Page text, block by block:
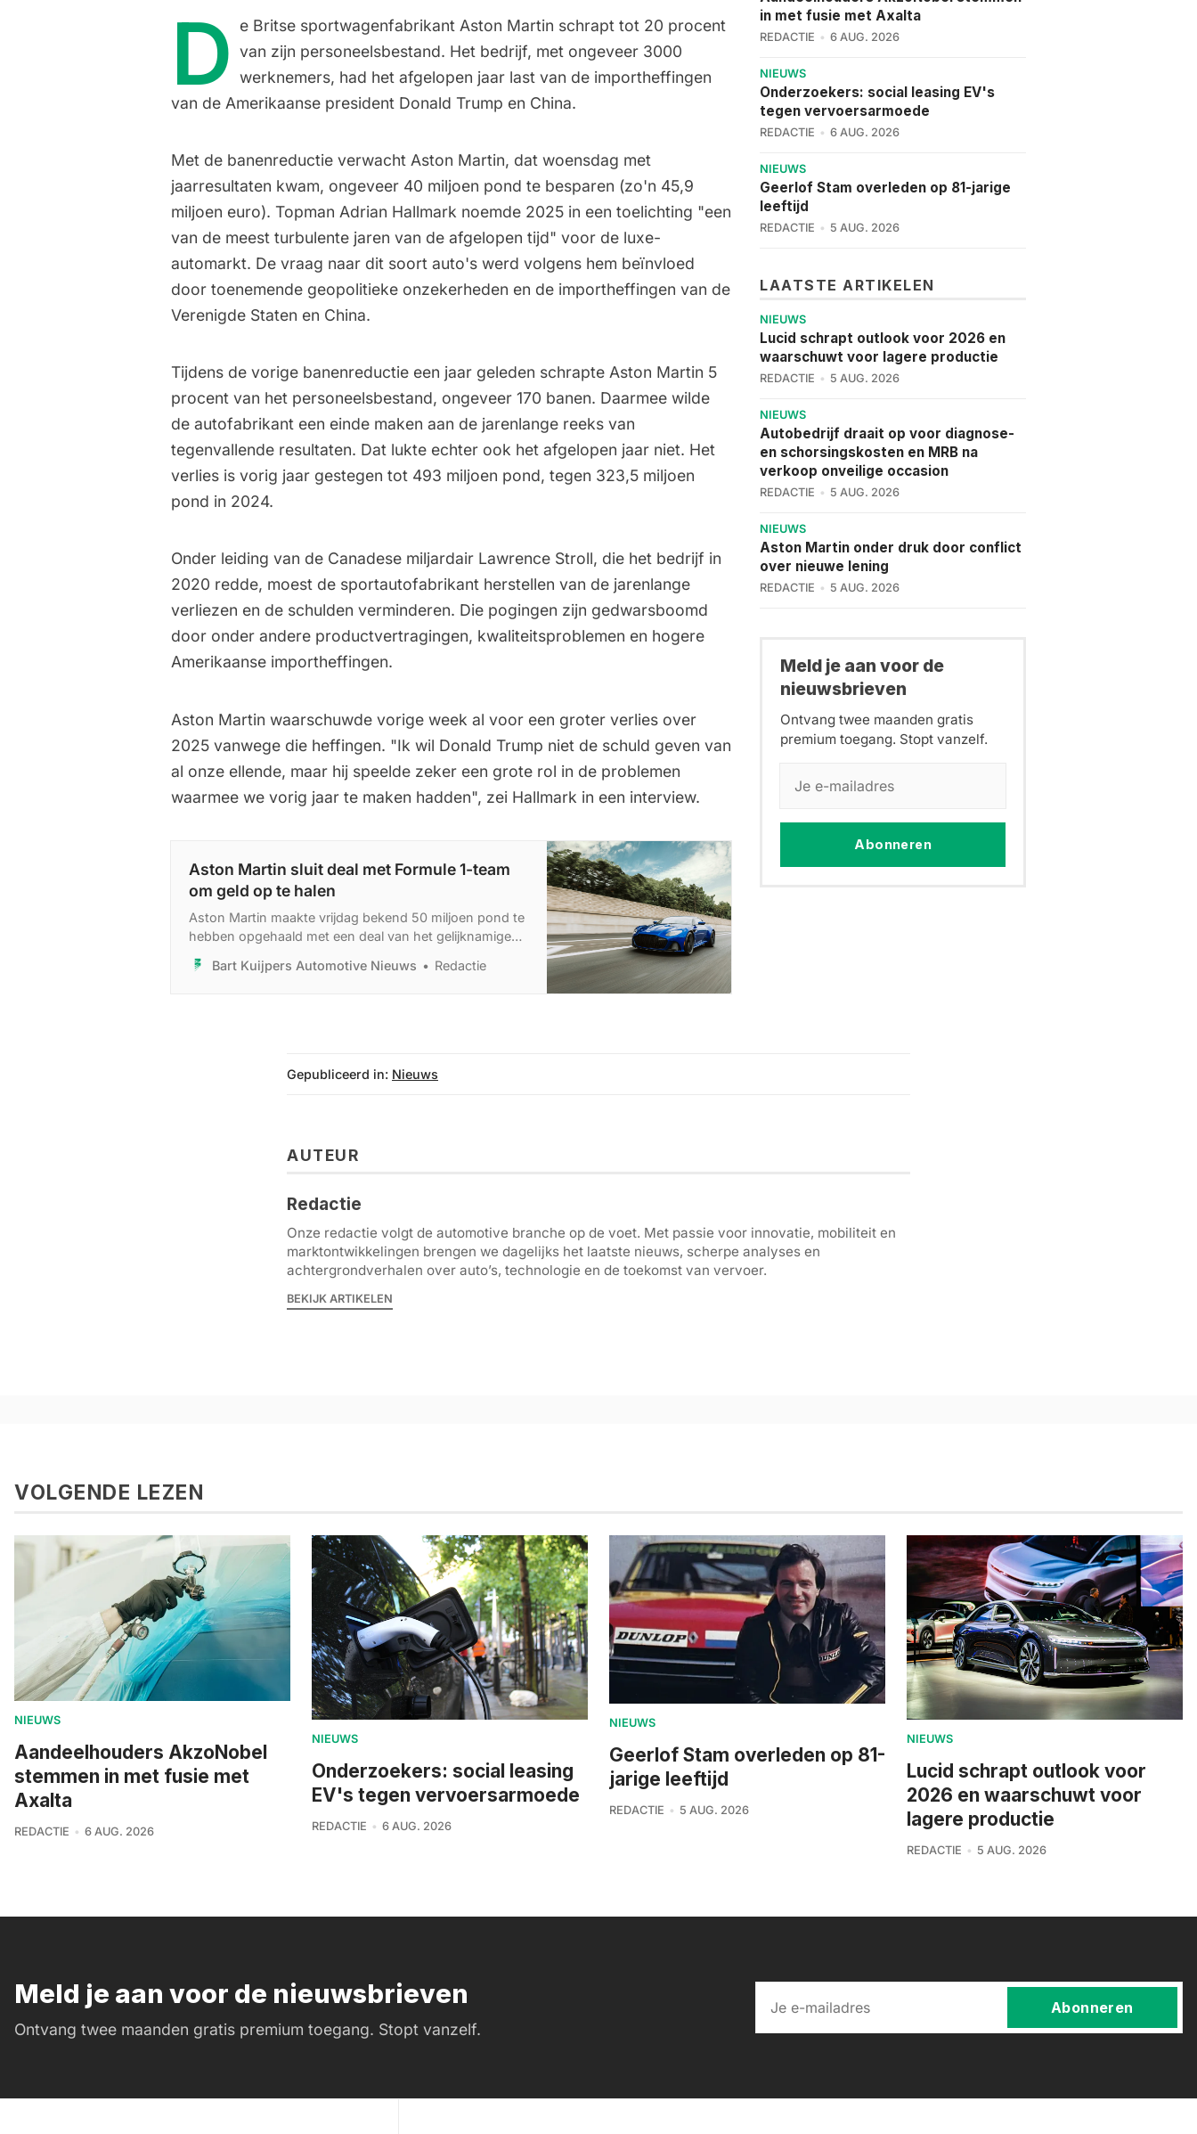
D
e Britse sportwagenfabrikant Aston Martin schrapt tot 20 procent
van zijn personeelsbestand. Het bedrijf, met ongeveer 3000
werknemers, had het afgelopen jaar last van de importheffingen
van de Amerikaanse president Donald Trump en China.
Met de banenreductie verwacht Aston Martin, dat woensdag met
jaarresultaten kwam, ongeveer 40 miljoen pond te besparen (zo'n 45,9
miljoen euro). Topman Adrian Hallmark noemde 2025 in een toelichting "een
van de meest turbulente jaren van de afgelopen tijd" voor de luxe-
automarkt. De vraag naar dit soort auto's werd volgens hem beïnvloed
door toenemende geopolitieke onzekerheden en de importheffingen van de
Verenigde Staten en China.
Tijdens de vorige banenreductie een jaar geleden schrapte Aston Martin 5
procent van het personeelsbestand, ongeveer 170 banen. Daarmee wilde
de autofabrikant een einde maken aan de jarenlange reeks van
tegenvallende resultaten. Dat lukte echter ook het afgelopen jaar niet. Het
verlies is vorig jaar gestegen tot 493 miljoen pond, tegen 323,5 miljoen
pond in 2024.
Onder leiding van de Canadese miljardair Lawrence Stroll, die het bedrijf in
2020 redde, moest de sportautofabrikant herstellen van de jarenlange
verliezen en de schulden verminderen. Die pogingen zijn gedwarsboomd
door onder andere productvertragingen, kwaliteitsproblemen en hogere
Amerikaanse importheffingen.
Aston Martin waarschuwde vorige week al voor een groter verlies over
2025 vanwege die heffingen. "Ik wil Donald Trump niet de schuld geven van
al onze ellende, maar hij speelde zeker een grote rol in de problemen
waarmee we vorig jaar te maken hadden", zei Hallmark in een interview.
Aston Martin sluit deal met Formule 1-team
om geld op te halen
Aston Martin maakte vrijdag bekend 50 miljoen pond te
hebben opgehaald met een deal van het gelijknamige
Formule 1-team.
Bart Kuijpers Automotive Nieuws Redactie
in met fusie met Axalta
REDACTIE 6 AUG. 2026
NIEUWS
Onderzoekers: social leasing EV's
tegen vervoersarmoede
REDACTIE 6 AUG. 2026
NIEUWS
Geerlof Stam overleden op 81-jarige
leeftijd
REDACTIE 5 AUG. 2026
LAATSTE ARTIKELEN
NIEUWS
Lucid schrapt outlook voor 2026 en
waarschuwt voor lagere productie
REDACTIE 5 AUG. 2026
NIEUWS
Autobedrijf draait op voor diagnose-
en schorsingskosten en MRB na
verkoop onveilige occasion
REDACTIE 5 AUG. 2026
NIEUWS
Aston Martin onder druk door conflict
over nieuwe lening
REDACTIE 5 AUG. 2026
Meld je aan voor de
nieuwsbrieven
Ontvang twee maanden gratis
premium toegang. Stopt vanzelf.
Abonneren
Gepubliceerd in: Nieuws
AUTEUR
Redactie
Onze redactie volgt de automotive branche op de voet. Met passie voor innovatie, mobiliteit en
marktontwikkelingen brengen we dagelijks het laatste nieuws, scherpe analyses en
achtergrondverhalen over auto’s, technologie en de toekomst van vervoer.
BEKIJK ARTIKELEN
VOLGENDE LEZEN
NIEUWS
Aandeelhouders AkzoNobel
stemmen in met fusie met
Axalta
REDACTIE 6 AUG. 2026
NIEUWS
Onderzoekers: social leasing
EV's tegen vervoersarmoede
REDACTIE 6 AUG. 2026
NIEUWS
Geerlof Stam overleden op 81-
jarige leeftijd
REDACTIE 5 AUG. 2026
NIEUWS
Lucid schrapt outlook voor
2026 en waarschuwt voor
lagere productie
REDACTIE 5 AUG. 2026
Meld je aan voor de nieuwsbrieven
Ontvang twee maanden gratis premium toegang. Stopt vanzelf.
Abonneren